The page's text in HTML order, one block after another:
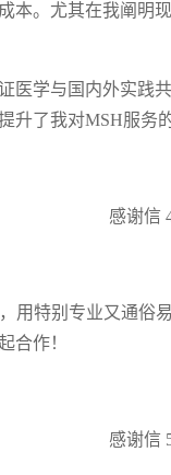
本。尤其在我阐
医学与国内外实践
升了我对MSH服
感谢信
用特别专业又通
合作！
感谢信